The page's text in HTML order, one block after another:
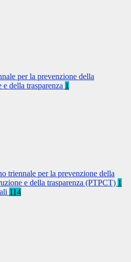
per la prevenzione della
e della trasparenza 1
triennale per la prevenzione della
e della trasparenza (PTPCT) 1
114